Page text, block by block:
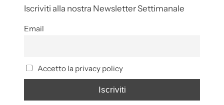
Iscriviti alla nostra Newsletter Settimanale
Email
Accetto la privacy policy